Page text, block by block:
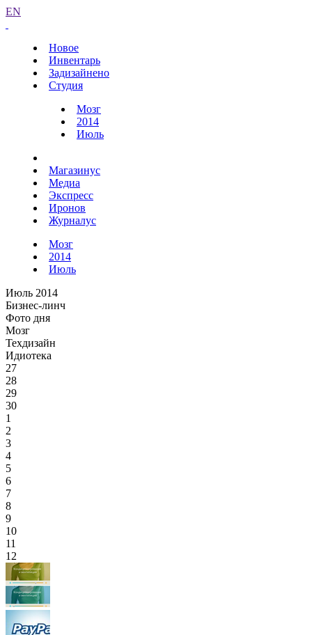
EN
Новое
Инвентарь
Задизайнено
Студия
Мозг
2014
Июль
Магазинус
Медиа
Экспресс
Иронов
Журналус
Мозг
2014
Июль
Июль 2014
Бизнес-линч
Фото дня
Мозг
Техдизайн
Идиотека
27
28
29
30
1
2
3
4
5
6
7
8
9
10
11
12